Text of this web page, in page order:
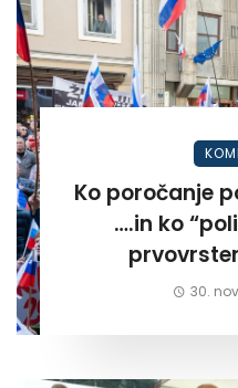
Ko poročanje
….in ko “policist”
30.